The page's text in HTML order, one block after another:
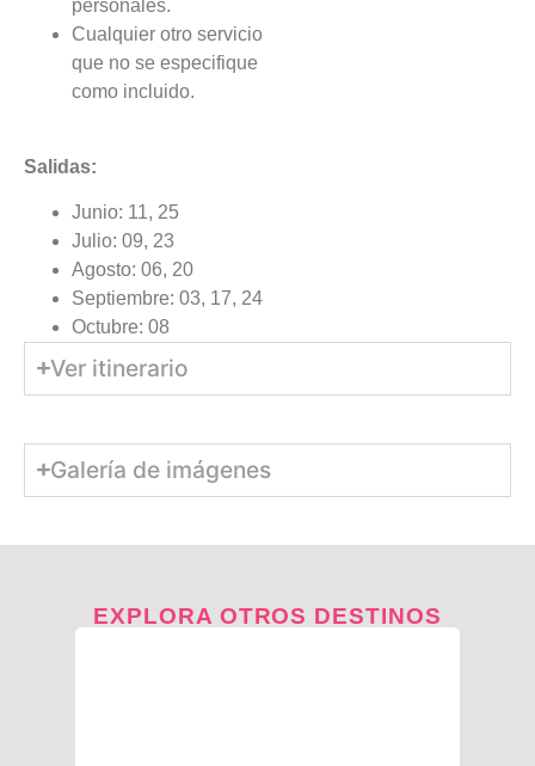
personales.
Cualquier otro servicio
que no se especifique
como incluido.
Salidas:
Junio: 11, 25
Julio: 09, 23
Agosto: 06, 20
Septiembre: 03, 17, 24
Octubre: 08
Ver itinerario
Galería de imágenes
EXPLORA OTROS DESTINOS